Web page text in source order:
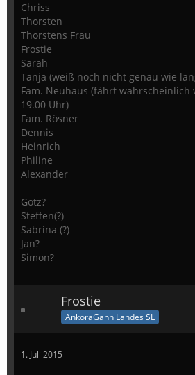
Chriss
Thorsten
Thorstens Frau
Frostie
Sarah
Tanja (weiß noch nicht genau wie
Fam. Neuhaus (fährt wahrscheinlich
19.00 Uhr)
Fam. Rösner
Dennis
Heinrich
Philine
Alexander
Götz?
Steffen(?)
Sabrina (?)
Jan?
Simon?
Frostie
AnkoraGahn Landes SL
1. Juli 2015